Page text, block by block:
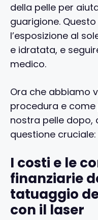
della pelle per
guarigione.
l’esposizione al
e idratata, e
medico.
Ora che abbiamo
procedura e
nostra pelle
questione
I costi e le
finanziarie
tatuaggio
con il laser